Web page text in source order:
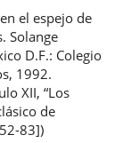
el espejo de
Solange
D.F.: Colegio
1992.
XII, “Los
de
83])